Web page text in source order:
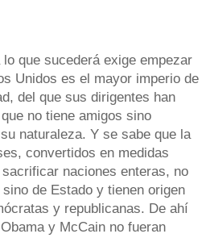
que sucederá exige empezar
Unidos es el mayor imperio de
del que sus dirigentes han
no tiene amigos sino
naturaleza. Y se sabe que la
convertidos en medidas
naciones enteras, no
de Estado y tienen origen
y republicanas. De ahí
y McCain no fueran